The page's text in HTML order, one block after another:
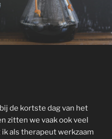
de kortste dag van het
zitten we vaak ook veel
als therapeut werkzaam